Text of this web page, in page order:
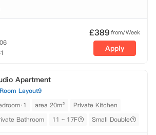
£389from/Week
Apply
Apartment
Room Layout9
area 20m²
Private Kitchen
Bathroom
11 ~ 17F Small Double